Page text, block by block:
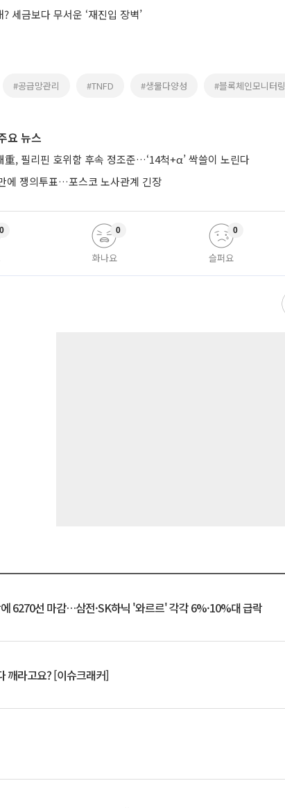
세금보다 무서운 ‘재진입 장벽’
#공급망관리 #TNFD #생물다양성 #블록체인모니터링
요 뉴스
重, 필리핀 호위함 후속 정조준…‘14척+α’ 싹쓸이 노린다
에 쟁의투표…포스코 노사관계 긴장
0
화나요
0
슬퍼요
0
6270선 마감…삼전·SK하닉 '와르르' 각각 6%·10%대 급락
깨라고요? [이슈크래커]